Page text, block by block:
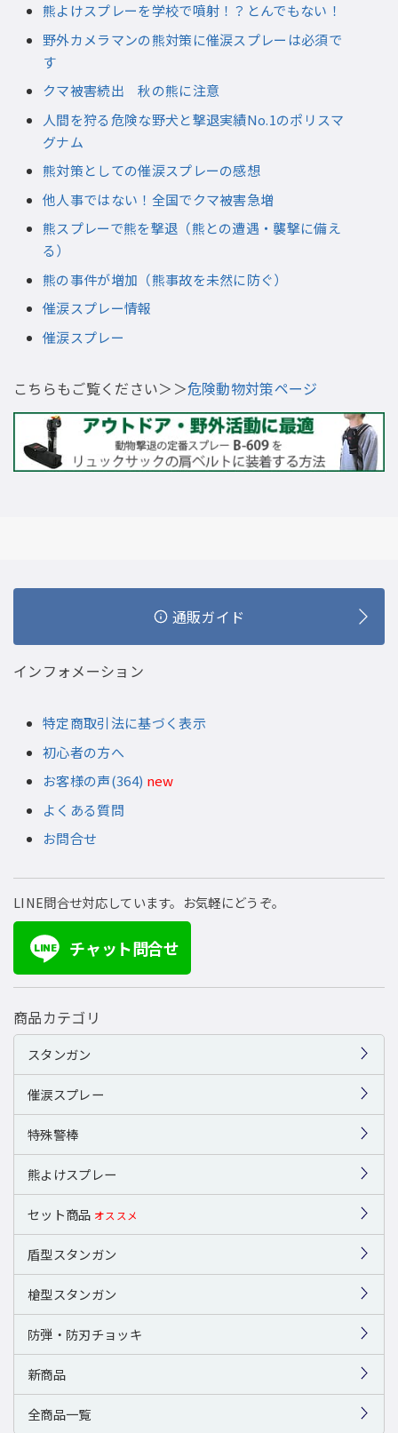
熊よけスプレーを学校で噴射！？とんでもない！
野外カメラマンの熊対策に催涙スプレーは必須で
す
クマ被害続出 秋の熊に注意
人間を狩る危険な野犬と撃退実績No.1のポリスマ
グナム
熊対策としての催涙スプレーの感想
他人事ではない！全国でクマ被害急増
熊スプレーで熊を撃退（熊との遭遇・襲撃に備え
る）
熊の事件が増加（熊事故を未然に防ぐ）
催涙スプレー情報
催涙スプレー
こちらもご覧ください＞＞危険動物対策ページ
通販ガイド
インフォメーション
特定商取引法に基づく表示
初心者の方へ
お客様の声(364) new
よくある質問
お問合せ
LINE問合せ対応しています。お気軽にどうぞ。
LINE チャット問合せ
商品カテゴリ
スタンガン
催涙スプレー
特殊警棒
熊よけスプレー
セット商品 オススメ
盾型スタンガン
槍型スタンガン
防弾・防刃チョッキ
新商品
全商品一覧